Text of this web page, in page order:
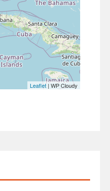
Leaflet| WP Cloudy